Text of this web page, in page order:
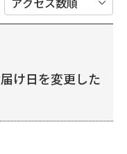
け日を変更した